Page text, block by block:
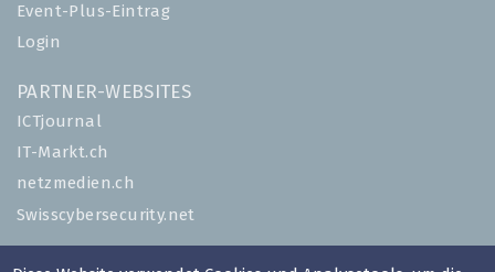
Event-Plus-Eintrag
Login
PARTNER-WEBSITES
ICTjournal
IT-Markt.ch
netzmedien.ch
Swisscybersecurity.net
© NETZMEDIEN AG 2026